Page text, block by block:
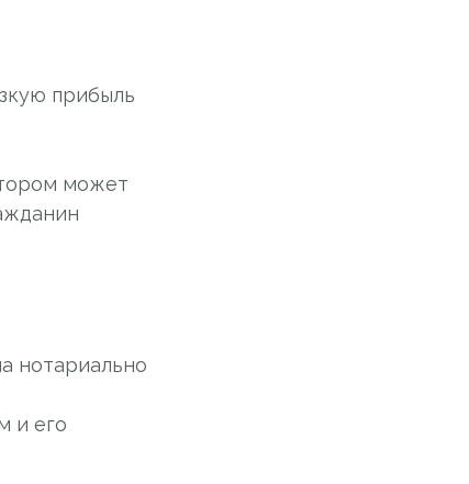
прибыль
может
нотариально
и его